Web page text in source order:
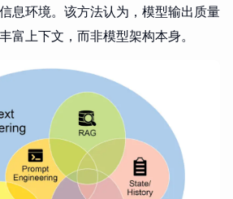
息环境。该方法认为，模型输出质量
富上下文，而非模型架构本身。